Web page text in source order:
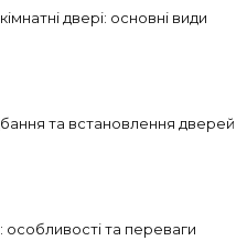
двері: основні види
та встановлення дверей
особливості та переваги